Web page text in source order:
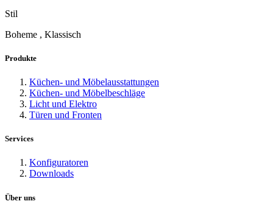
Stil
Boheme , Klassisch
Produkte
Küchen- und Möbelausstattungen
Küchen- und Möbelbeschläge
Licht und Elektro
Türen und Fronten
Services
Konfiguratoren
Downloads
Über uns